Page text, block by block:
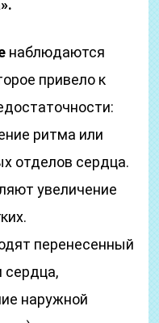
наблюдаются
привело к
ритма или
отделов сердца.
увеличение
перенесенный
сердца,
наружной